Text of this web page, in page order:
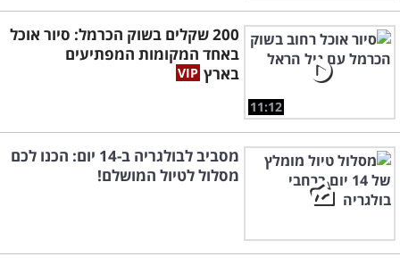
11:12
200 שקלים בשוק הכרמל: סיור אוכל
באחד המקומות המפתיעים
בארץ
מסביב לבולגריה ב-14 יום: הכנו לכם
מסלול לטיול המושלם!